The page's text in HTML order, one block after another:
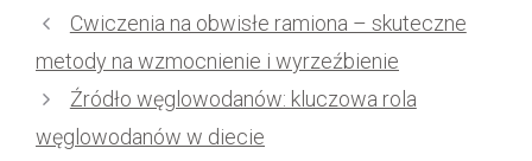
Cwiczenia na obwisłe ramiona – skuteczne
metody na wzmocnienie i wyrzeźbienie
Źródło węglowodanów: kluczowa rola
węglowodanów w diecie